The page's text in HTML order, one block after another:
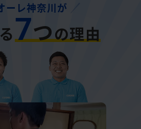
ーレ神奈川が
7つの理由